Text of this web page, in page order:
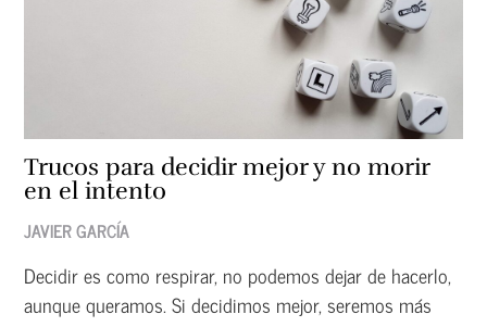
Trucos para decidir mejor y no morir
en el intento
JAVIER GARCÍA
Decidir es como respirar, no podemos dejar de hacerlo,
aunque queramos. Si decidimos mejor, seremos más